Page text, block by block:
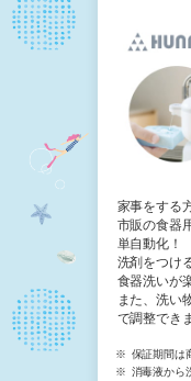
家事をする
市販の食器
単自動化！
洗剤をつけ
食器洗いが
また、洗い
で調整でき
保証期間は
消毒液から